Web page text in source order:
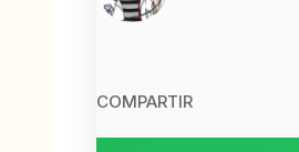
COMPARTIR